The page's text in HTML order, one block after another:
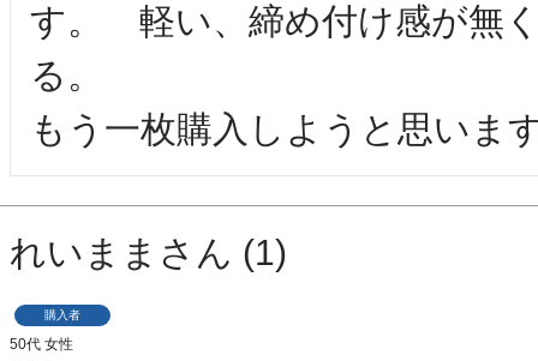
す。　軽い、締め付け感が無
る。
もう一枚購入しようと思いま
れいまま 1
購入者
50代 女性